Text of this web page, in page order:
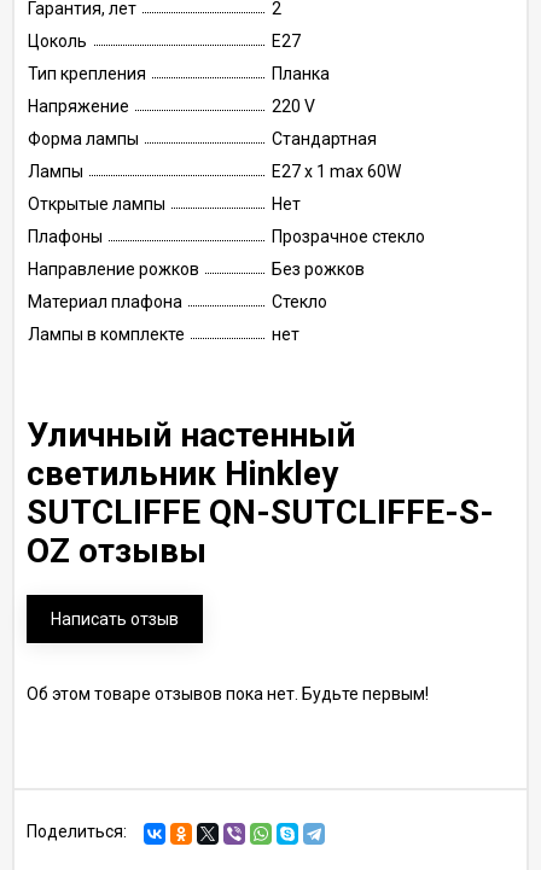
Гарантия, лет
2
Цоколь
E27
Тип крепления
Планка
Напряжение
220 V
Форма лампы
Стандартная
Лампы
E27 x 1 max 60W
Открытые лампы
Нет
Плафоны
Прозрачное стекло
Направление рожков
Без рожков
Материал плафона
Стекло
Лампы в комплекте
нет
Уличный настенный
светильник Hinkley
SUTCLIFFE QN-SUTCLIFFE-S-
OZ отзывы
Написать отзыв
Об этом товаре отзывов пока нет. Будьте первым!
Поделиться: